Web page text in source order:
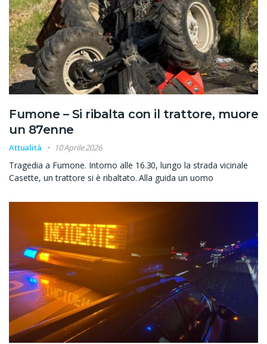
Fumone – Si ribalta con il trattore, muore
un 87enne
Attualità 10 Aprile 2026
Tragedia a Fumone. Intorno alle 16.30, lungo la strada vicinale
Casette, un trattore si è ribaltato. Alla guida un uomo